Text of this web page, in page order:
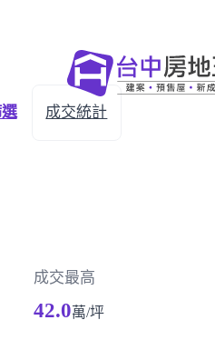
成交統計
成交最高
42.0萬/坪